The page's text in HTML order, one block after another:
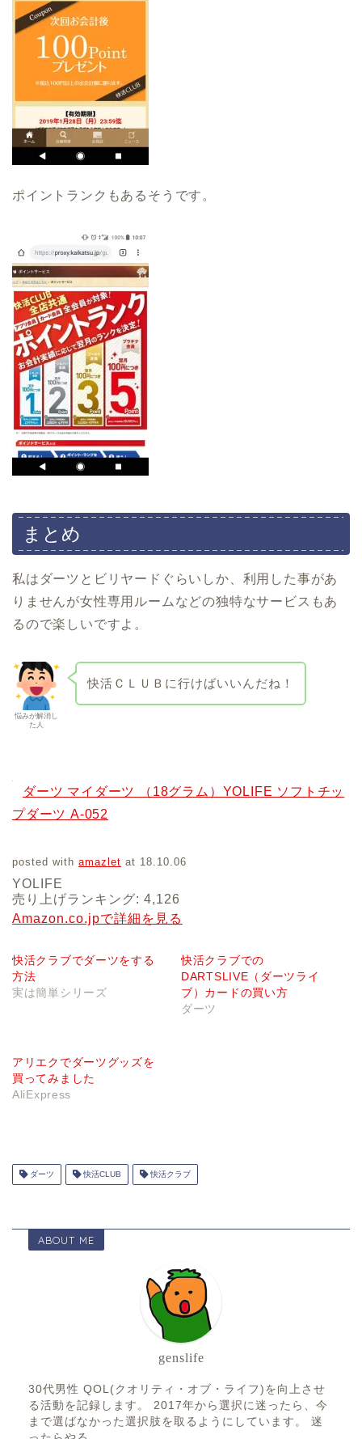
ポイントランクもあるそうです。
まとめ
私はダーツとビリヤードぐらいしか、利用した事があ
りませんが女性専用ルームなどの独特なサービスもあ
るので楽しいですよ。
悩みが解消し
た人
快活ＣＬＵＢに行けばいいんだね！
ダーツ マイダーツ （18グラム）YOLIFE ソフトチッ
プダーツ A-052
posted with amazlet at 18.10.06
YOLIFE
売り上げランキング: 4,126
Amazon.co.jpで詳細を見る
快活クラブでダーツをする
方法
実は簡単シリーズ
快活クラブでの
DARTSLIVE（ダーツライ
ブ）カードの買い方
ダーツ
アリエクでダーツグッズを
買ってみました
AliExpress
ダーツ 快活CLUB 快活クラブ
ABOUT ME
genslife
30代男性 QOL(クオリティ・オブ・ライフ)を向上させ
る活動を記録します。 2017年から選択に迷ったら、今
まで選ばなかった選択肢を取るようにしています。 迷